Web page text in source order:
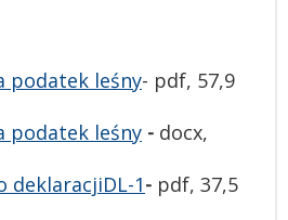
podatek leśny- pdf, 57,9
podatek leśny - docx,
deklaracjiDL-1- pdf, 37,5